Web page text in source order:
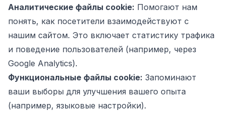
Аналитические файлы cookie: Помогают нам
понять, как посетители взаимодействуют с
нашим сайтом. Это включает статистику трафика
и поведение пользователей (например, через
Google Analytics).
Функциональные файлы cookie: Запоминают
ваши выборы для улучшения вашего опыта
(например, языковые настройки).